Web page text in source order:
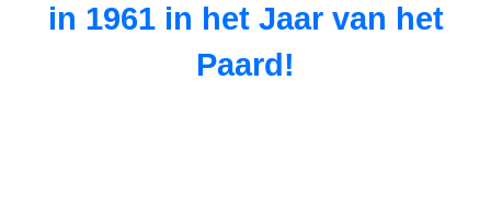
in 1961 in het Jaar van het
Paard!